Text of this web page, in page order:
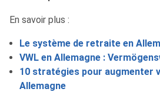
En savoir plus :
Le système de retraite en
VWL en Allemagne :
10 stratégies pour augmenter
Allemagne